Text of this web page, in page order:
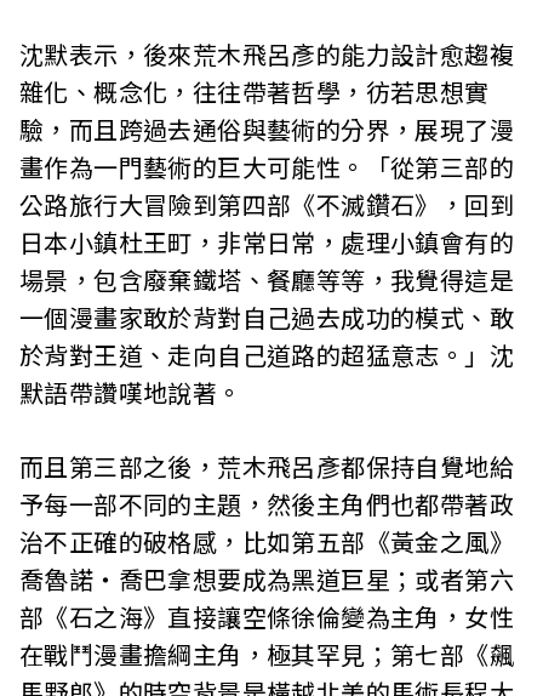
沈默表示，後來荒木飛呂彥的能力設計愈趨複
雜化、概念化，往往帶著哲學，彷若思想實
驗，而且跨過去通俗與藝術的分界，展現了漫
畫作為一門藝術的巨大可能性。「從第三部的
公路旅行大冒險到第四部《不滅鑽石》，回到
日本小鎮杜王町，非常日常，處理小鎮會有的
場景，包含廢棄鐵塔、餐廳等等，我覺得這是
一個漫畫家敢於背對自己過去成功的模式、敢
於背對王道、走向自己道路的超猛意志。」沈
默語帶讚嘆地說著。
而且第三部之後，荒木飛呂彥都保持自覺地給
予每一部不同的主題，然後主角們也都帶著政
治不正確的破格感，比如第五部《黃金之風》
喬魯諾‧喬巴拿想要成為黑道巨星；或者第六
部《石之海》直接讓空條徐倫變為主角，女性
在戰鬥漫畫擔綱主角，極其罕見；第七部《飆